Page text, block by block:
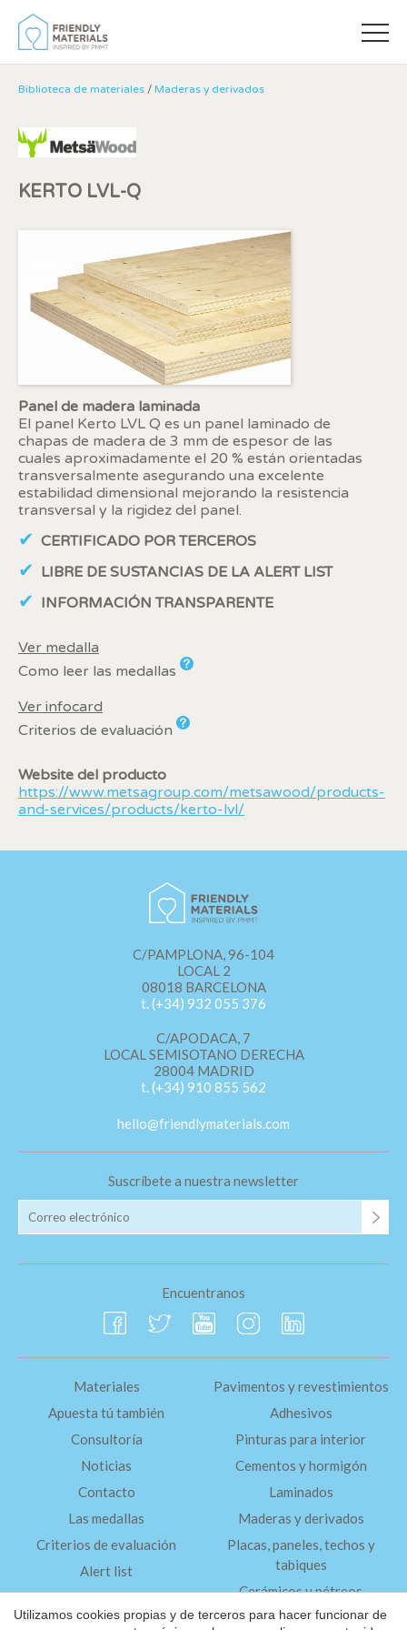
Biblioteca de materiales / Maderas y derivados
KERTO LVL-Q
Panel de madera laminada
El panel Kerto LVL Q es un panel laminado de
chapas de madera de 3 mm de espesor de las
cuales aproximadamente el 20 % están orientadas
transversalmente asegurando una excelente
estabilidad dimensional mejorando la resistencia
transversal y la rigidez del panel.
CERTIFICADO POR TERCEROS
LIBRE DE SUSTANCIAS DE LA ALERT LIST
INFORMACIÓN TRANSPARENTE
Ver medalla
Como leer las medallas
Ver infocard
Criterios de evaluación
Website del producto
https://www.metsagroup.com/metsawood/products-
and-services/products/kerto-lvl/
C/PAMPLONA, 96-104
LOCAL 2
08018 BARCELONA
t. (+34) 932 055 376
C/APODACA, 7
LOCAL SEMISOTANO DERECHA
28004 MADRID
t. (+34) 910 855 562
hello@friendlymaterials.com
Suscríbete a nuestra newsletter
Encuentranos
Materiales
Apuesta tú también
Consultoría
Noticias
Contacto
Las medallas
Criterios de evaluación
Alert list
FAQ
Pavimentos y revestimientos
Adhesivos
Pinturas para interior
Cementos y hormigón
Laminados
Maderas y derivados
Placas, paneles, techos y
tabiques
Cerámicos y pétreos
Aislantes
Utilizamos cookies propias y de terceros para hacer funcionar de
Modificar cookies
Técnicas y funcionales
Siempre activas
Este sitio web utiliza Cookies propias para recopilar
información con la finalidad de mejorar nuestros servicios.
Si continua navegando, supone la aceptación de la
instalación de las mismas. El usuario tiene la posibilidad
de configurar su navegador pudiendo, si así lo desea,
impedir que sean instaladas en su disco duro, aunque
deberá tener en cuenta que dicha acción podrá ocasionar
dificultades de navegación de la página web.
Analíticas y personalización
Permiten realizar el seguimiento y análisis del
comportamiento de los usuarios de este sitio web. La
información recogida mediante este tipo de cookies se
utiliza en la medición de la actividad de la web para la
datos de uso que hacen los usuarios del servicio. Permiten
guardar la información de preferencia del usuario para
mejorar la calidad de nuestros servicios y para ofrecer una
Estas cookies son utilizadas para almacenar información
sobre las preferencias y elecciones personales del usuario
a través de la observación continuada de sus hábitos de
navegación. Gracias a ellas, podemos conocer los hábitos